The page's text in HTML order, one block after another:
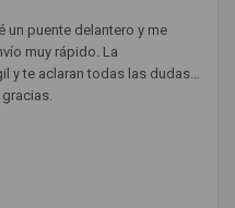
un puente delantero y me
muy rápido. La
y te aclaran todas las dudas.